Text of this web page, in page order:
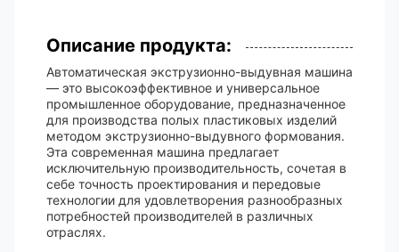
Описание продукта:
Автоматическая экструзионно-выдувная машина
— это высокоэффективное и универсальное
промышленное оборудование, предназначенное
для производства полых пластиковых изделий
методом экструзионно-выдувного формования.
Эта современная машина предлагает
исключительную производительность, сочетая в
себе точность проектирования и передовые
технологии для удовлетворения разнообразных
потребностей производителей в различных
отраслях.